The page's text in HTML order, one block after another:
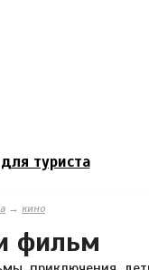
туриста
→ кино
фильм